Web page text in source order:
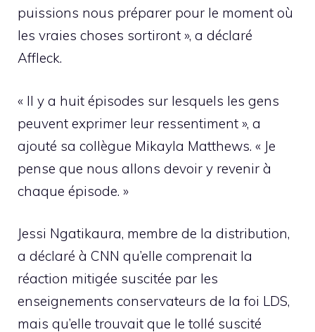
puissions nous préparer pour le moment où
les vraies choses sortiront », a déclaré
Affleck.
« Il y a huit épisodes sur lesquels les gens
peuvent exprimer leur ressentiment », a
ajouté sa collègue Mikayla Matthews. « Je
pense que nous allons devoir y revenir à
chaque épisode. »
Jessi Ngatikaura, membre de la distribution,
a déclaré à CNN qu’elle comprenait la
réaction mitigée suscitée par les
enseignements conservateurs de la foi LDS,
mais qu’elle trouvait que le tollé suscité